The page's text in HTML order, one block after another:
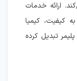
ارائه خدمات
کیفیت، کیمیا
تبدیل کرده